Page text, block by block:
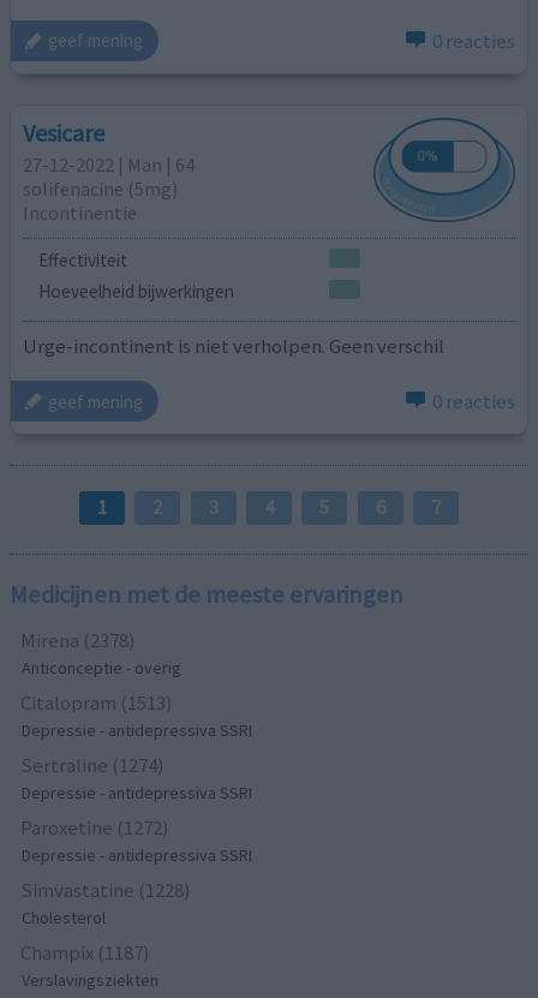
geef mening 0 reacties
Vesicare
27-12-2022 | Man | 64
solifenacine (5mg)
Incontinentie
Effectiviteit
Hoeveelheid bijwerkingen
Urge-incontinent is niet verholpen. Geen verschil
geef mening 0 reacties
1 2 3 4 5 6 7
Medicijnen met de meeste ervaringen
Mirena (2378)
Anticonceptie - overig
Citalopram (1513)
Depressie - antidepressiva SSRI
Sertraline (1274)
Depressie - antidepressiva SSRI
Paroxetine (1272)
Depressie - antidepressiva SSRI
Simvastatine (1228)
Cholesterol
Champix (1187)
Verslavingsziekten